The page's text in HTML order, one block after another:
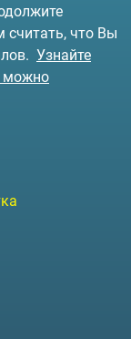
что Вы
Узнайте
можно